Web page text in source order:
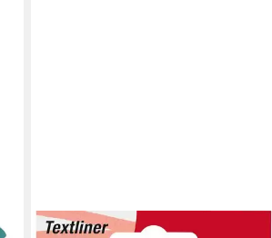
FABER-CASTELL